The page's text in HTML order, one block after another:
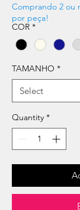
Comprando 2 ou
por peça!
COR *
TAMANHO *
Quantity *